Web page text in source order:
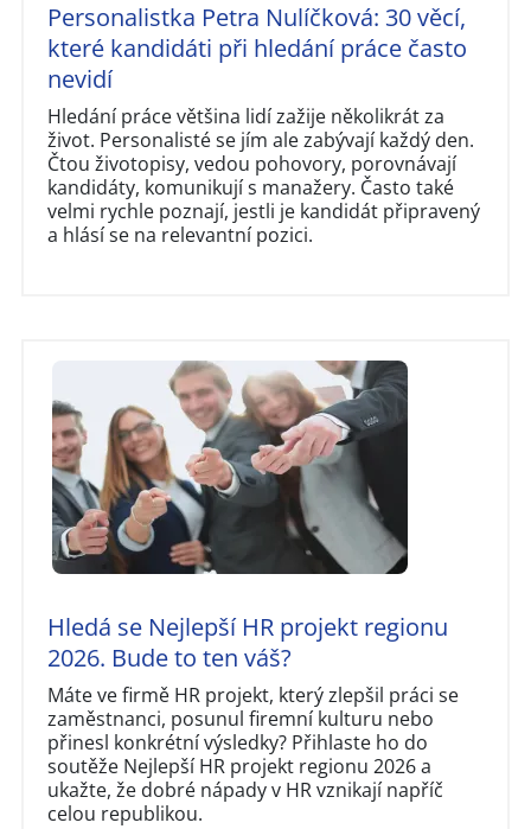
Personalistka Petra Nulíčková: 30 věcí,
které kandidáti při hledání práce často
nevidí
Hledání práce většina lidí zažije několikrát za
život. Personalisté se jím ale zabývají každý den.
Čtou životopisy, vedou pohovory, porovnávají
kandidáty, komunikují s manažery. Často také
velmi rychle poznají, jestli je kandidát připravený
a hlásí se na relevantní pozici.
Hledá se Nejlepší HR projekt regionu
2026. Bude to ten váš?
Máte ve firmě HR projekt, který zlepšil práci se
zaměstnanci, posunul firemní kulturu nebo
přinesl konkrétní výsledky? Přihlaste ho do
soutěže Nejlepší HR projekt regionu 2026 a
ukažte, že dobré nápady v HR vznikají napříč
celou republikou.